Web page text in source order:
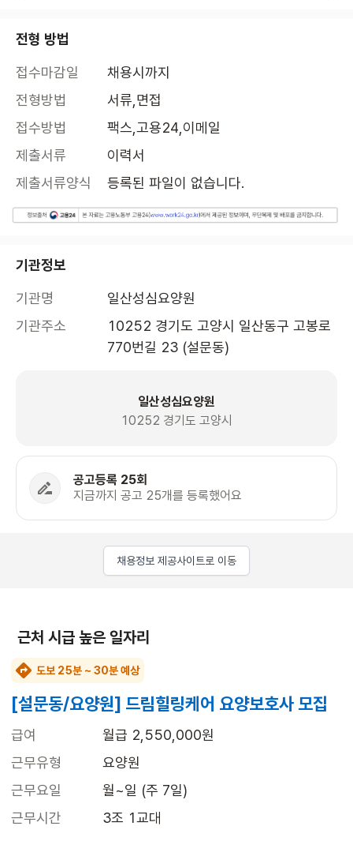
전형 방법
접수마감일
채용시까지
전형방법
서류,면접
접수방법
팩스,고용24,이메일
제출서류
이력서
제출서류양식
등록된 파일이 없습니다.
기관정보
기관명
일산성심요양원
기관주소
10252 경기도 고양시 일산동구 고봉로
770번길 23 (설문동)
일산성심요양원
10252 경기도 고양시
공고등록 25회
지금까지 공고 25개를 등록했어요
채용정보 제공사이트로 이동
근처 시급 높은 일자리
도보 25분 ~ 30분 예상
[설문동/요양원] 드림힐링케어 요양보호사 모집
급여
월급 2,550,000원
근무유형
요양원
근무요일
월~일 (주 7일)
근무시간
3조 1교대